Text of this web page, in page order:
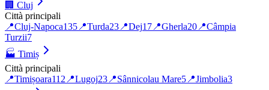
🏢 Cluj
Città principali
📍Cluj-Napoca135 📍Turda23 📍Dej17 📍Gherla20 📍Câmpia
Turzii7
🏭 Timiș
Città principali
📍Timișoara112 📍Lugoj23 📍Sânnicolau Mare5 📍Jimbolia3